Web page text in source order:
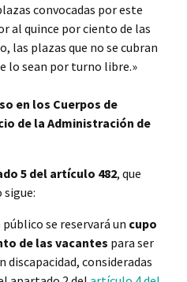
convocadas por este
al quince por ciento de las
las plazas que no se cubran
lo sean por turno libre.»
en los Cuerpos de
de la Administración de
5 del artículo 482, que
sigue:
se reservará un cupo
de las vacantes para ser
consideradas